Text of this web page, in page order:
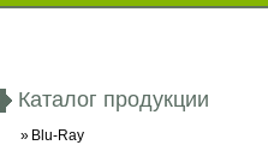
Каталог продукции
» Blu-Ray